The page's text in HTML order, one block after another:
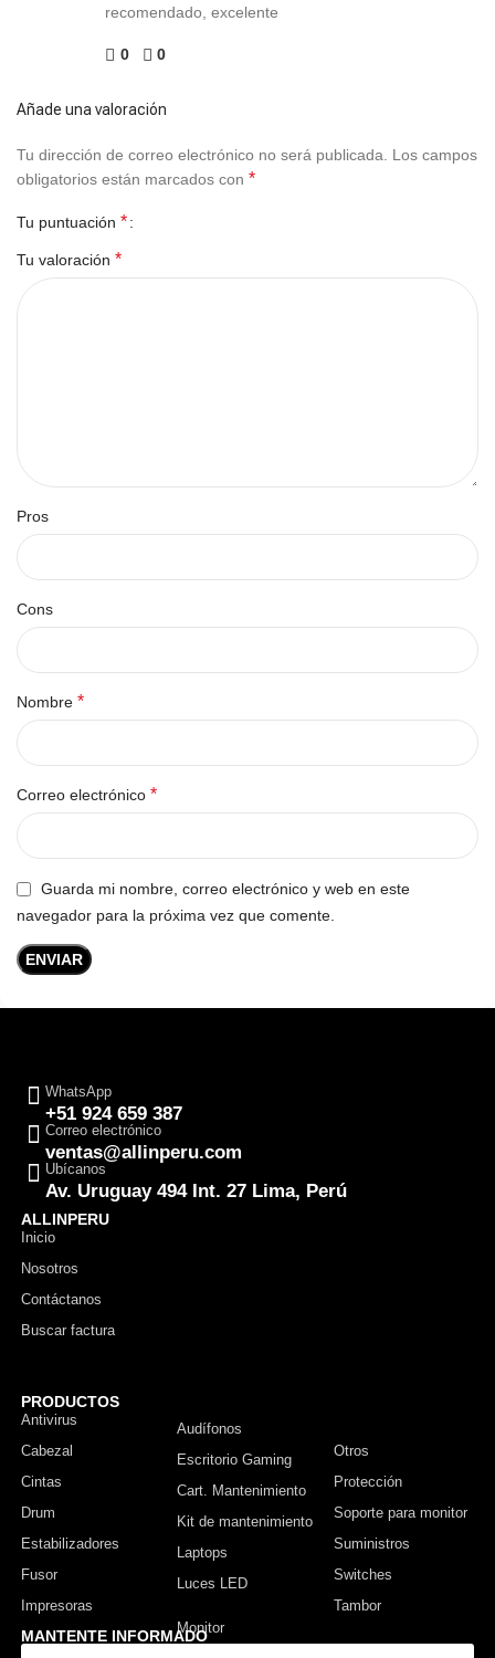
recomendado, excelente
0 0
Añade una valoración
Tu dirección de correo electrónico no será publicada.
Los campos
obligatorios están marcados con *
Tu puntuación *
Tu valoración *
Pros
Cons
Nombre *
Correo electrónico *
Guarda mi nombre, correo electrónico y web en este
navegador para la próxima vez que comente.
WhatsApp
+51 924 659 387
Correo electrónico
ventas@allinperu.com
Ubícanos
Av. Uruguay 494 Int. 27 Lima, Perú
ALLINPERU
Inicio
Nosotros
Contáctanos
Buscar factura
PRODUCTOS
Antivirus
Cabezal
Cintas
Drum
Estabilizadores
Fusor
Impresoras
Audífonos
Escritorio Gaming
Cart. Mantenimiento
Kit de mantenimiento
Laptops
Luces LED
Otros
Protección
Soporte para monitor
Suministros
Switches
Tambor
MANTENTE INFORMADO